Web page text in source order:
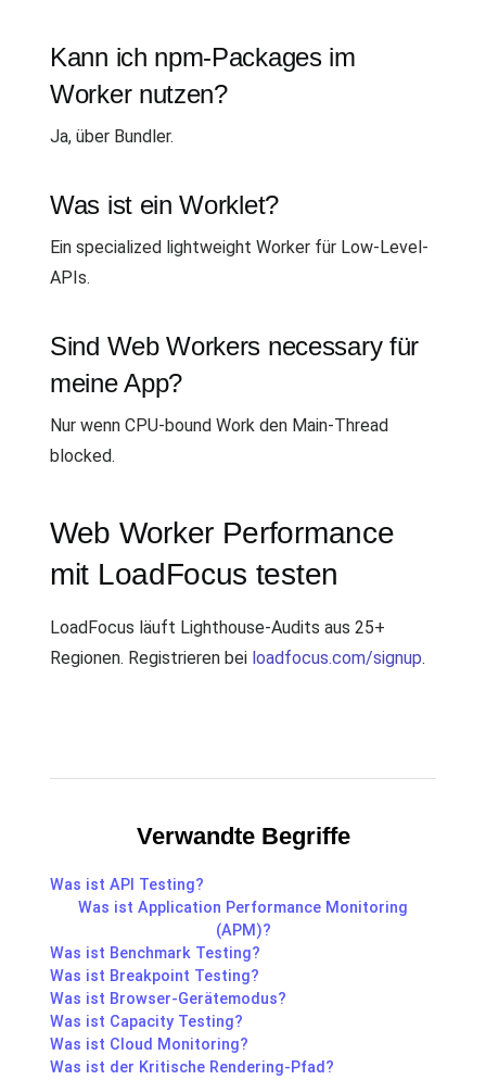
Kann ich npm-Packages im
Worker nutzen?
Ja, über Bundler.
Was ist ein Worklet?
Ein specialized lightweight Worker für Low-Level-
APIs.
Sind Web Workers necessary für
meine App?
Nur wenn CPU-bound Work den Main-Thread
blocked.
Web Worker Performance
mit LoadFocus testen
LoadFocus läuft Lighthouse-Audits aus 25+
Regionen. Registrieren bei loadfocus.com/signup.
Verwandte Begriffe
Was ist API Testing?
Was ist Application Performance Monitoring
(APM)?
Was ist Benchmark Testing?
Was ist Breakpoint Testing?
Was ist Browser-Gerätemodus?
Was ist Capacity Testing?
Was ist Cloud Monitoring?
Was ist der Kritische Rendering-Pfad?